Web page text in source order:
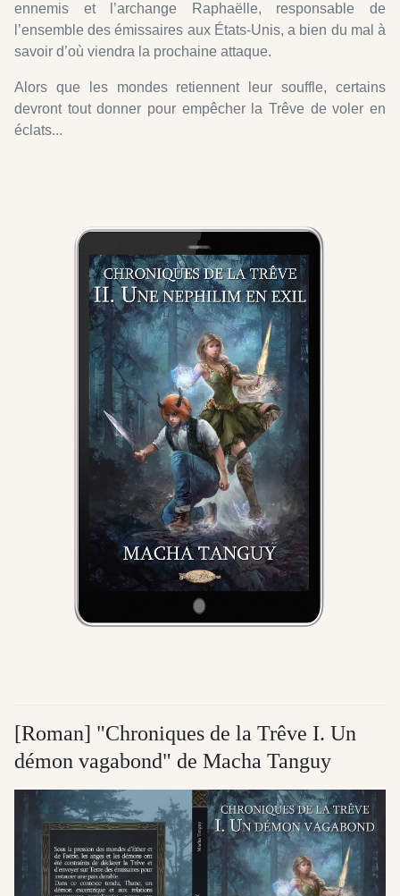
ennemis et l’archange Raphaëlle, responsable de
l’ensemble des émissaires aux États-Unis, a bien du mal à
savoir d’où viendra la prochaine attaque.
Alors que les mondes retiennent leur souffle, certains
devront tout donner pour empêcher la Trêve de voler en
éclats...
[Roman] "Chroniques de la Trêve I. Un
démon vagabond" de Macha Tanguy